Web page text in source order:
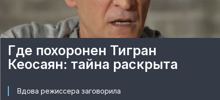
Где похоронен Тигран
Кеосаян: тайна раскрыта
Вдова режиссера заговорила